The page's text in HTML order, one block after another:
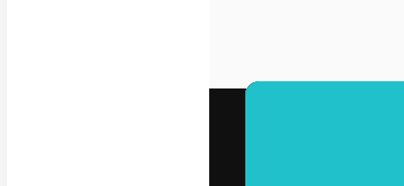
Videos